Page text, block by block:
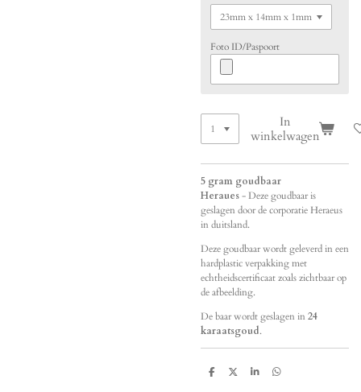
Foto ID/Paspoort
In
winkelwagen
5 gram goudbaar
Heraues-Deze goudbaar is
geslagen door de corporatie Heraeus
in duitsland.
Deze goudbaar wordt geleverd in een
hardplastic verpakking met
echtheidscertificaat zoals zichtbaar op
de afbeelding.
De baar wordt geslagen in 24
karaatsgoud.
D
D
S
D